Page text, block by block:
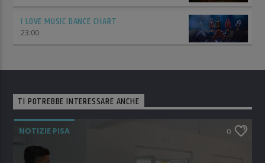
I LOVE MUSIC DANCE CHART
23:00
TI POTREBBE INTERESSARE ANCHE
NOTIZIE PISA 0